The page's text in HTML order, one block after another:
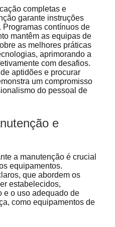
completas e
garante instruções
contínuos de
mantêm as equipas de
as melhores práticas
aprimorando a
com desafios.
aptidões e procurar
um compromisso
do pessoal de
e
a manutenção é crucial
equipamentos.
que abordem os
estabelecidos,
e o uso adequado de
como equipamentos de